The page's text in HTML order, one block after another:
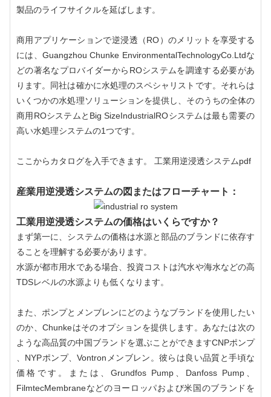
製品のライフサイクルを延ばします。
商用アプリケーションで逆浸透（RO）のメリットを享受する
には、Guangzhou Chunke EnvironmentalTechnologyCo.Ltdな
どの著名なプロバイダーからROシステムを調達する必要があ
ります。同社は確かに水処理のスペシャリストです。それらは
いくつかの水処理ソリューションを提供し、そのうちの全体の
商用ROシステムとBig SizeIndustrialROシステムは最も需要の
高い水処理システムの1つです。
ここからカタログを入手できます。 工業用逆浸透システムpdf
産業用逆浸透システムの図またはフローチャート：
工業用逆浸透システムの価格はいくらですか？
まず第一に、システムの価格は水源と部品のブランドに依存す
ることを理解する必要があります。
水源が都市用水である場合、投資コストは汽水や海水などの高
TDSレベルの水源よりも低くなります。
また、ポンプとメンブレンにどのようなブランドを使用したい
のか、Chunkeはそのオプションを提供します。あなたは次の
ような高品質の中国ブランドを選ぶことができますCNPポンプ
、NYPポンプ、Vontronメンブレン。彼らは良い品質と手頃な
価格です。または、Grundfos Pump、Danfoss Pump、
FilmtecMembraneなどのヨーロッパおよび米国のブランドを